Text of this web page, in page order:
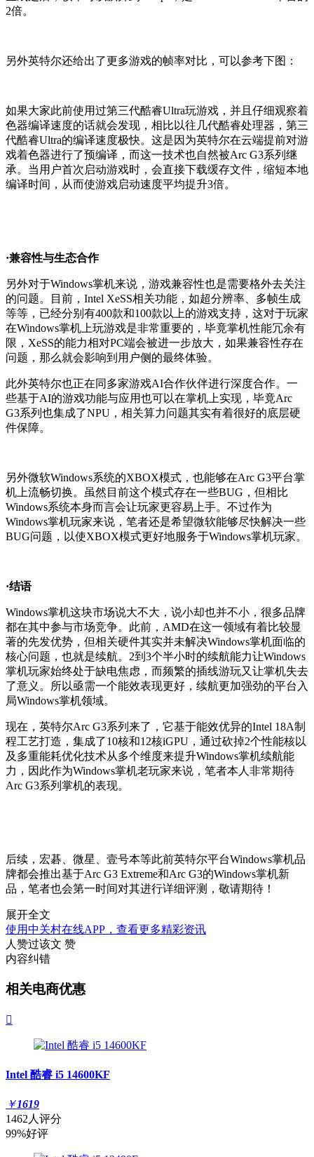
2倍。
另外英特尔还给出了更多游戏的帧率对比，可以参考下图：
如果大家此前使用过第三代酷睿Ultra玩游戏，并且仔细观察着
色器编译速度的话就会发现，相比以往几代酷睿处理器，第三
代酷睿Ultra的编译速度极快。这是因为英特尔在云端提前对游
戏着色器进行了预编译，而这一技术也自然被Arc G3系列继
承。当用户首次启动游戏时，会直接下载缓存文件，缩短本地
编译时间，从而使游戏启动速度平均提升3倍。
·兼容性与生态合作
另外对于Windows掌机来说，游戏兼容性也是需要格外去关注
的问题。目前，Intel XeSS相关功能，如超分辨率、多帧生成
等等，已经分别有400款和100款以上的游戏支持，这对于玩家
在Windows掌机上玩游戏是非常重要的，毕竟掌机性能冗余有
限，XeSS的能力相对PC端会被进一步放大，如果兼容性存在
问题，那么就会影响到用户侧的最终体验。
此外英特尔也正在同多家游戏AI合作伙伴进行深度合作。一
些基于AI的游戏功能与应用也可以在掌机上实现，毕竟Arc
G3系列也集成了NPU，相关算力问题其实有着很好的底层硬
件保障。
另外微软Windows系统的XBOX模式，也能够在Arc G3平台掌
机上流畅切换。虽然目前这个模式存在一些BUG，但相比
Windows系统本身而言会让玩家更容易上手。不过作为
Windows掌机玩家来说，笔者还是希望微软能够尽快解决一些
BUG问题，以使XBOX模式更好地服务于Windows掌机玩家。
·结语
Windows掌机这块市场说大不大，说小却也并不小，很多品牌
都在其中参与市场竞争。此前，AMD在这一领域有着比较显
著的先发优势，但相关硬件其实并未解决Windows掌机面临的
核心问题，也就是续航。2到3个半小时的续航能力让Windows
掌机玩家始终处于缺电焦虑，而频繁的插线游玩又让掌机失去
了意义。所以亟需一个能效表现更好，续航更加强劲的平台入
局Windows掌机领域。
现在，英特尔Arc G3系列来了，它基于能效优异的Intel 18A制
程工艺打造，集成了10核和12核iGPU，通过砍掉2个性能核以
及多重能耗优化技术从多个维度来提升Windows掌机续航能
力，因此作为Windows掌机老玩家来说，笔者本人非常期待
Arc G3系列掌机的表现。
后续，宏碁、微星、壹号本等此前英特尔平台Windows掌机品
牌都会推出基于Arc G3 Extreme和Arc G3的Windows掌机新
品，笔者也会第一时间对其进行详细评测，敬请期待！
展开全文
使用中关村在线APP，查看更多精彩资讯
人赞过该文 赞
内容纠错
相关电商优惠

Intel 酷睿 i5 14600KF
￥1619
1462人评分
99%好评